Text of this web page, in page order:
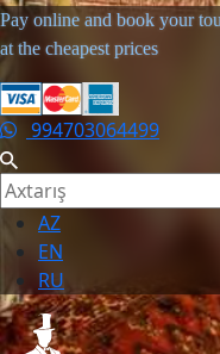
Pay online and book your
at the cheapest prices
994703064499
AZ
EN
RU